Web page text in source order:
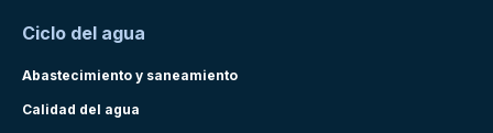
Ciclo del agua
Abastecimiento y saneamiento
Calidad del agua